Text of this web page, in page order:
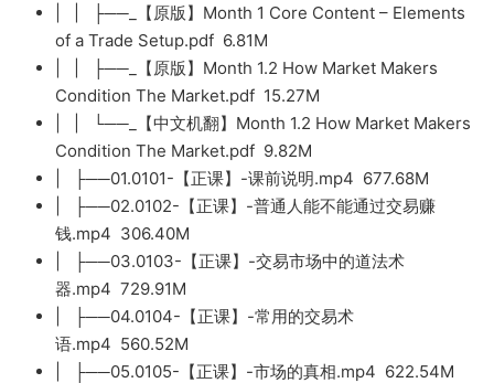
| | ├──_【原版】Month 1 Core Content – Elements
of a Trade Setup.pdf 6.81M
| | ├──_【原版】Month 1.2 How Market Makers
Condition The Market.pdf 15.27M
| | └──_【中文机翻】Month 1.2 How Market Makers
Condition The Market.pdf 9.82M
| ├──01.0101-【正课】-课前说明.mp4 677.68M
| ├──02.0102-【正课】-普通人能不能通过交易赚
钱.mp4 306.40M
| ├──03.0103-【正课】-交易市场中的道法术
器.mp4 729.91M
| ├──04.0104-【正课】-常用的交易术
语.mp4 560.52M
| ├──05.0105-【正课】-市场的真相.mp4 622.54M